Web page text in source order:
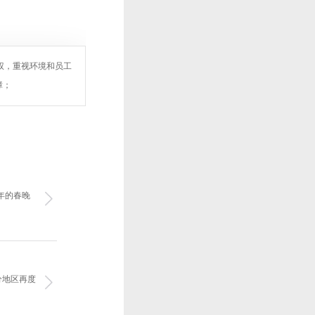
，重视环境和员工
的春晚
区再度